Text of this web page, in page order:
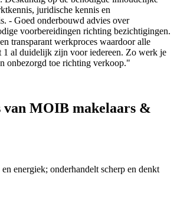
juridische kennis en
- Goed onderbouwd advies over
voorbereidingen richting bezichtigingen.
transparant werkproces waardoor alle
1 al duidelijk zijn voor iedereen. Zo werk je
onbezorgd toe richting verkoop."
van MOIB makelaars &
energiek; onderhandelt scherp en denkt